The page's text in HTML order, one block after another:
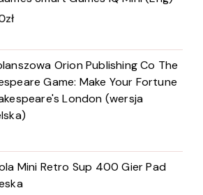
zł
Orion Publishing Co The
Game: Make Your Fortune
London (wersja
Mini Retro Sup 400 Gier Pad